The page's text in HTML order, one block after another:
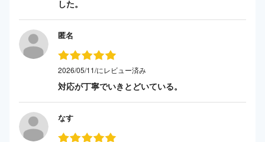
した。
匿名
2026/05/11/にレビュー済み
対応が丁寧でいきとどいている。
なす